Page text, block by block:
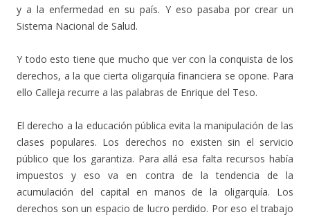
y a la enfermedad en su país. Y eso pasaba por crear un
Sistema Nacional de Salud.
Y todo esto tiene que mucho que ver con la conquista de los
derechos, a la que cierta oligarquía financiera se opone. Para
ello Calleja recurre a las palabras de Enrique del Teso.
El derecho a la educación pública evita la manipulación de las
clases populares. Los derechos no existen sin el servicio
público que los garantiza. Para allá esa falta recursos había
impuestos y eso va en contra de la tendencia de la
acumulación del capital en manos de la oligarquía. Los
derechos son un espacio de lucro perdido. Por eso el trabajo